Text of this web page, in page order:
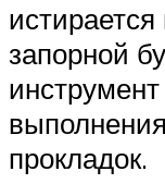
истирается
запорной
прокладок.